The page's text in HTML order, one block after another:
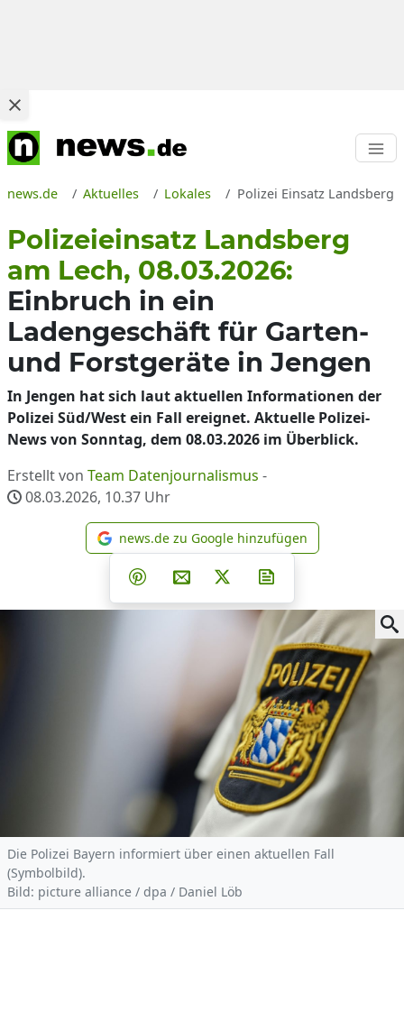
news.de Aktuelles Lokales Polizei Einsatz Landsberg
Polizeieinsatz Landsberg
am Lech, 08.03.2026:
Einbruch in ein
Ladengeschäft für Garten-
und Forstgeräte in Jengen
In Jengen hat sich laut aktuellen Informationen der
Polizei Süd/West ein Fall ereignet. Aktuelle Polizei-
News von Sonntag, dem 08.03.2026 im Überblick.
Erstellt von Team Datenjournalismus -
08.03.2026, 10.37 Uhr
news.de zu Google
news.de zu Google hinzufügen
Teilen auf Facebook
Teilen auf Whatsapp
Teilen auf Telegram
Teilen auf Pinterest
Per E-Mail teilen
Post auf X
Die Polizei Bayern informiert über einen aktuellen Fall
(Symbolbild).
Bild: picture alliance / dpa / Daniel Löb